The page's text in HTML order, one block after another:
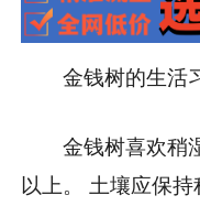
金钱树的生活
金钱树喜欢稍
以上。 土壤应保持